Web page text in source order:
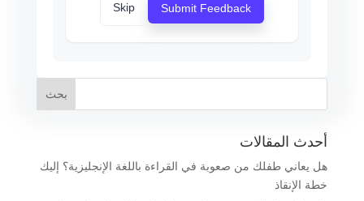
Submit Feedback
Skip
أحدث المقالات
هل يعاني طفلك من صعوبة في القراءة باللغة الإنجليزية؟ إليك
خطة الإنقاذ